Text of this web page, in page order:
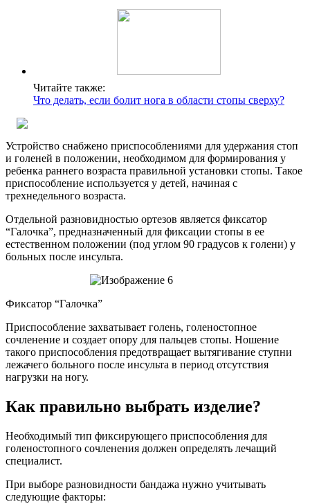
Читайте также:
Что делать, если болит нога в области стопы сверху?
Устройство снабжено приспособлениями для удержания стоп
и голеней в положении, необходимом для формирования у
ребенка раннего возраста правильной установки стопы. Такое
приспособление используется у детей, начиная с
трехнедельного возраста.
Отдельной разновидностью ортезов является фиксатор
“Галочка”, предназначенный для фиксации стопы в ее
естественном положении (под углом 90 градусов к голени) у
больных после инсульта.
Фиксатор “Галочка”
Приспособление захватывает голень, голеностопное
сочленение и создает опору для пальцев стопы. Ношение
такого приспособления предотвращает вытягивание ступни
лежачего больного после инсульта в период отсутствия
нагрузки на ногу.
Как правильно выбрать изделие?
Необходимый тип фиксирующего приспособления для
голеностопного сочленения должен определять лечащий
специалист.
При выборе разновидности бандажа нужно учитывать
следующие факторы: